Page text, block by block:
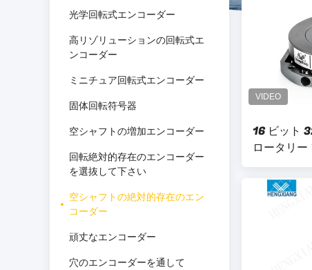
光学回転式エンコーダー
高リゾリューションの回転式エ
ンコーダー
ミニチュア回転式エンコーダー
固体回転符号器
空シャフトの増加エンコーダー
回転絶対的存在のエンコーダー
を選抜して下さい
空シャフトの絶対的存在のエン
コーダー
頑丈なエンコーダー
穴のエンコーダーを通して
16 ビット
ロータリ
ト ロボッ
中空 MPN55